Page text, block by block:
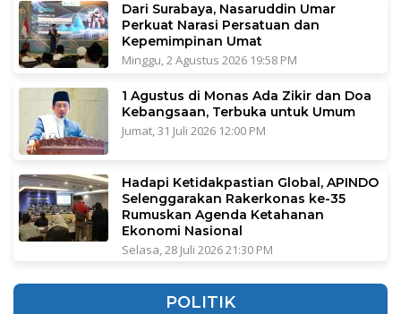
Dari Surabaya, Nasaruddin Umar
Perkuat Narasi Persatuan dan
Kepemimpinan Umat
Minggu, 2 Agustus 2026 19:58 PM
1 Agustus di Monas Ada Zikir dan Doa
Kebangsaan, Terbuka untuk Umum
Jumat, 31 Juli 2026 12:00 PM
Hadapi Ketidakpastian Global, APINDO
Selenggarakan Rakerkonas ke-35
Rumuskan Agenda Ketahanan
Ekonomi Nasional
Selasa, 28 Juli 2026 21:30 PM
POLITIK